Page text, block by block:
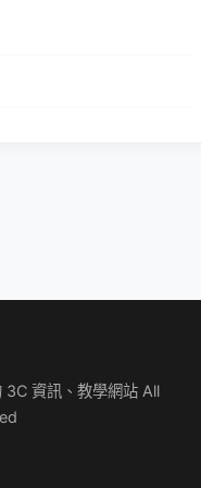
資訊、教學網站 All